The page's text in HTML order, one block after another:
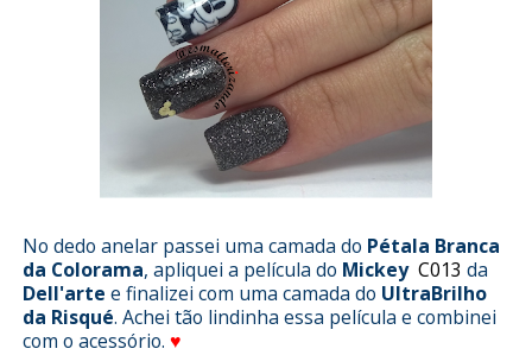
No dedo anelar passei uma camada do Pétala Branca
da Colorama, apliquei a película do Mickey C013 da
Dell'arte e finalizei com uma camada do UltraBrilho
da Risqué. Achei tão lindinha essa película e combinei
com o acessório. ♥